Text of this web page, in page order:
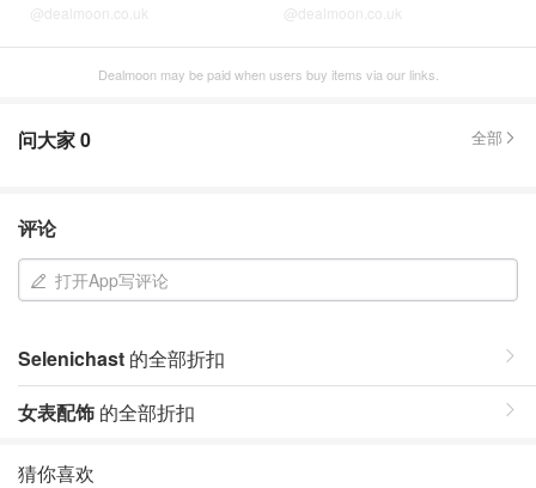
@dealmoon.co.uk @dealmoon.co.uk
Dealmoon may be paid when users buy items via our links.
问大家0 全部
评论
打开App写评论
Selenichast 的全部折扣
女表配饰 的全部折扣
猜你喜欢